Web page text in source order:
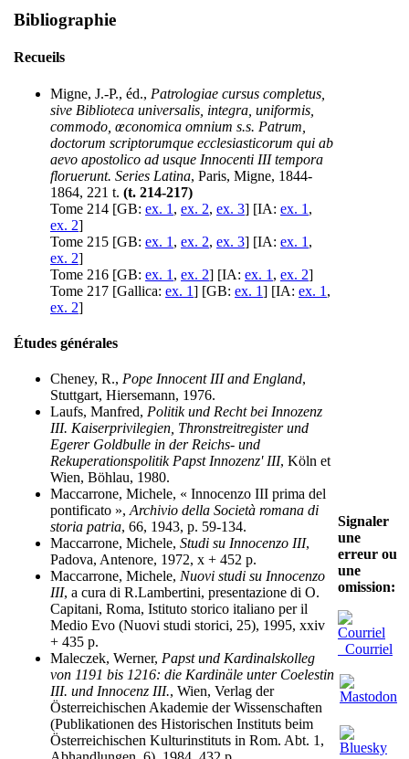
Bibliographie
Recueils
Migne, J.-P., éd., Patrologiae cursus completus,
sive Biblioteca universalis, integra, uniformis,
commodo, œconomica omnium s.s. Patrum,
doctorum scriptorumque ecclesiasticorum qui ab
aevo apostolico ad usque Innocenti III tempora
floruerunt. Series Latina, Paris, Migne, 1844-
1864, 221 t. (t. 214-217)
Tome 214 [GB: ex. 1 , ex. 2, ex. 3] [IA: ex. 1 ,
ex. 2]
Tome 215 [GB: ex. 1 , ex. 2, ex. 3] [IA: ex. 1 ,
ex. 2]
Tome 216 [GB: ex. 1 , ex. 2] [IA: ex. 1 , ex. 2]
Tome 217 [Gallica: ex. 1] [GB: ex. 1] [IA: ex. 1 ,
ex. 2]
Études générales
Cheney, R., Pope Innocent III and England,
Stuttgart, Hiersemann, 1976.
Laufs, Manfred, Politik und Recht bei Innozenz
III. Kaiserprivilegien, Thronstreitregister und
Egerer Goldbulle in der Reichs- und
Rekuperationspolitik Papst Innozenz' III, Köln et
Wien, Böhlau, 1980.
Maccarrone, Michele, « Innocenzo III prima del
pontificato », Archivio della Società romana di
storia patria, 66, 1943, p. 59-134.
Maccarrone, Michele, Studi su Innocenzo III,
Padova, Antenore, 1972, x + 452 p.
Maccarrone, Michele, Nuovi studi su Innocenzo
III, a cura di R.Lambertini, presentazione di O.
Capitani, Roma, Istituto storico italiano per il
Medio Evo (Nuovi studi storici, 25), 1995, xxiv
+ 435 p.
Maleczek, Werner, Papst und Kardinalskolleg
von 1191 bis 1216: die Kardinäle unter Coelestin
III. und Innocenz III., Wien, Verlag der
Österreichischen Akademie der Wissenschaften
(Publikationen des Historischen Instituts beim
Österreichischen Kulturinstituts in Rom. Abt. 1,
Signaler
une
erreur ou
une
omission:
Courriel